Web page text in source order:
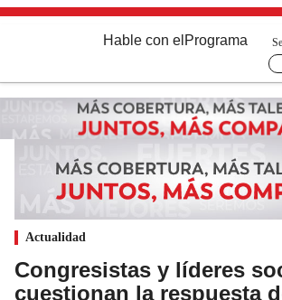
Hable con el Programa
Actualidad
Congresistas y líderes
cuestionan la respuesta